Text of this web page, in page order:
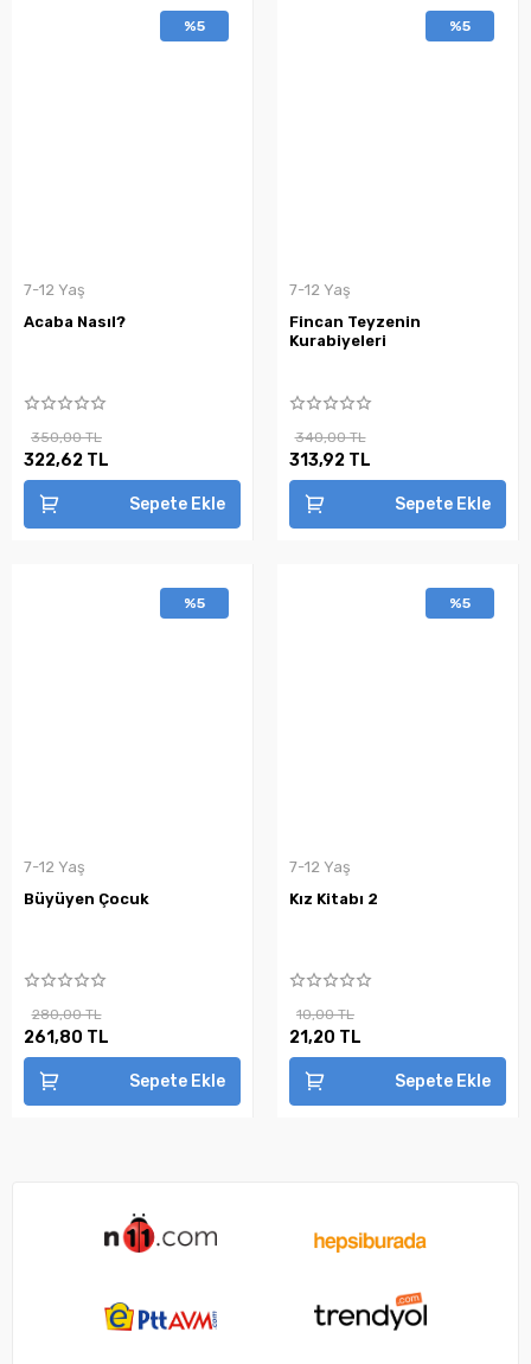
%5
7-12 Yaş
Acaba Nasıl?
350,00 TL
322,62 TL
Sepete Ekle
%5
7-12 Yaş
Fincan Teyzenin
Kurabiyeleri
340,00 TL
313,92 TL
Sepete Ekle
%5
7-12 Yaş
Büyüyen Çocuk
280,00 TL
261,80 TL
Sepete Ekle
%5
7-12 Yaş
Kız Kitabı 2
10,00 TL
21,20 TL
Sepete Ekle